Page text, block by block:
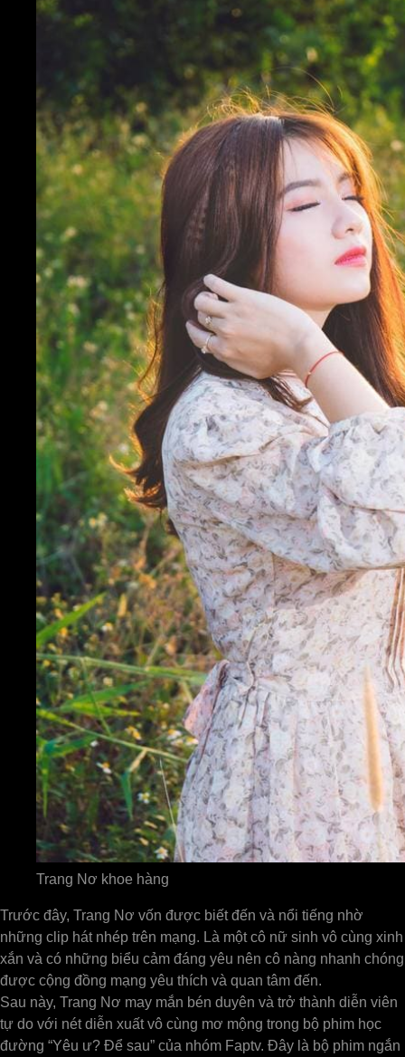
Trang Nơ khoe hàng
Trước đây, Trang Nơ vốn được biết đến và nổi tiếng nhờ
những clip hát nhép trên mạng. Là một cô nữ sinh vô cùng xinh
xắn và có những biểu cảm đáng yêu nên cô nàng nhanh chóng
được cộng đồng mạng yêu thích và quan tâm đến.
Sau này, Trang Nơ may mắn bén duyên và trở thành diễn viên
tự do với nét diễn xuất vô cùng mơ mộng trong bộ phim học
đường “Yêu ư? Để sau” của nhóm Faptv. Đây là bộ phim ngắn